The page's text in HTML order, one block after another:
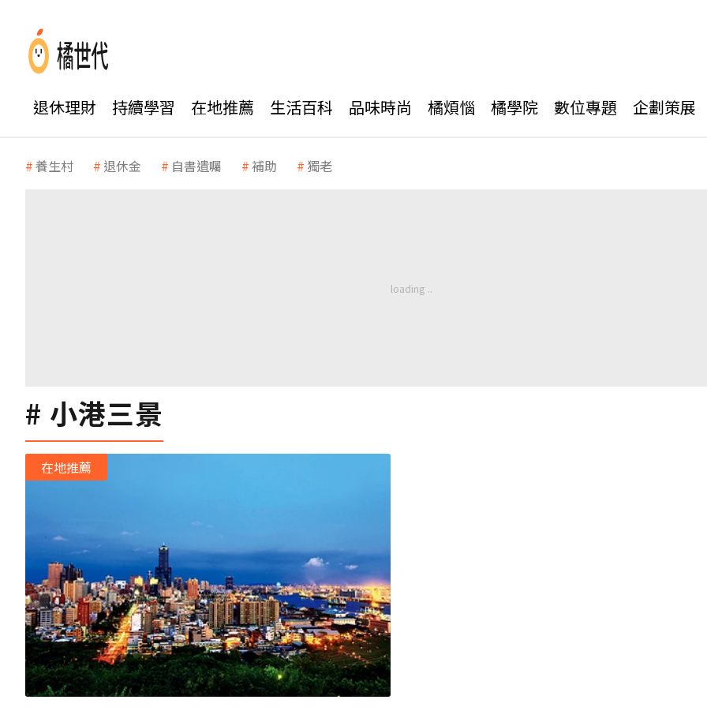
退休理財 持續學習 在地推薦 生活百科 品味時尚 橘煩惱 橘學院 數位專題 企劃策展
養生村 退休金 自書遺囑 補助 獨老
小港三景
在地推薦